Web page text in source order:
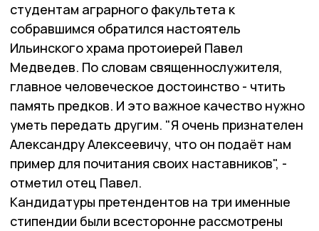
студентам аграрного факультета к
собравшимся обратился настоятель
Ильинского храма протоиерей Павел
Медведев. По словам священнослужителя,
главное человеческое достоинство - чтить
память предков. И это важное качество нужно
уметь передать другим. "Я очень признателен
Александру Алексеевичу, что он подаёт нам
пример для почитания своих наставников", -
отметил отец Павел.
Кандидатуры претендентов на три именные
стипендии были всесторонне рассмотрены